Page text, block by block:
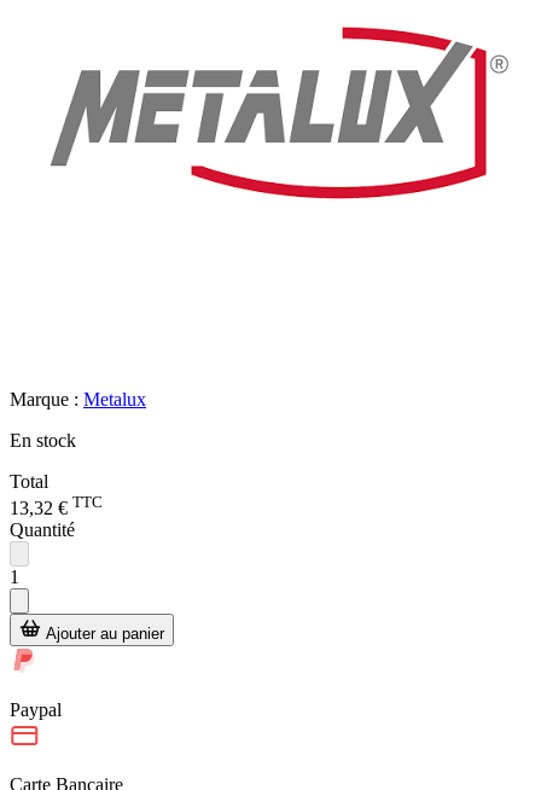
Marque : Metalux
En stock
Total
13,32 € TTC
Quantité
1
Ajouter au panier
Paypal
Carte Bancaire